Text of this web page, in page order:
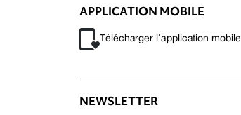
APPLICATION MOBILE
Télécharger l’application mobile
NEWSLETTER